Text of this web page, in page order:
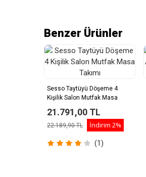
Benzer Ürünler
Sesso Taytüyü Döşeme 4
Kişilik Salon Mutfak Masa
21.791,00 TL
22.189,90 TL İndirim 2%
(1)